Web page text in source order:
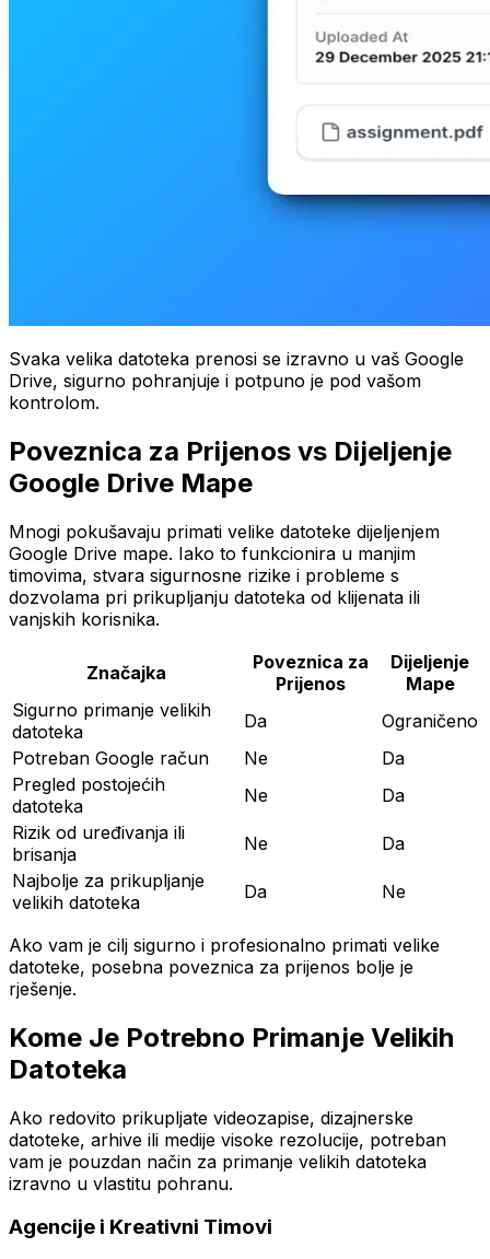
Svaka velika datoteka prenosi se izravno u vaš Google
Drive, sigurno pohranjuje i potpuno je pod vašom
kontrolom.
Poveznica za Prijenos vs Dijeljenje
Google Drive Mape
Mnogi pokušavaju primati velike datoteke dijeljenjem
Google Drive mape. Iako to funkcionira u manjim
timovima, stvara sigurnosne rizike i probleme s
dozvolama pri prikupljanju datoteka od klijenata ili
vanjskih korisnika.
Značajka
Poveznica za
Prijenos
Dijeljenje
Mape
Sigurno primanje velikih
datoteka
Da
Ograničeno
Potreban Google račun
Ne
Da
Pregled postojećih
datoteka
Ne
Da
Rizik od uređivanja ili
brisanja
Ne
Da
Najbolje za prikupljanje
velikih datoteka
Da Ne
Ako vam je cilj sigurno i profesionalno primati velike
datoteke, posebna poveznica za prijenos bolje je
rješenje.
Kome Je Potrebno Primanje Velikih
Datoteka
Ako redovito prikupljate videozapise, dizajnerske
datoteke, arhive ili medije visoke rezolucije, potreban
vam je pouzdan način za primanje velikih datoteka
izravno u vlastitu pohranu.
Agencije i Kreativni Timovi